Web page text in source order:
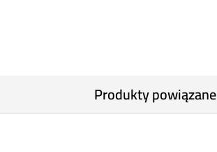
Produkty powiązane